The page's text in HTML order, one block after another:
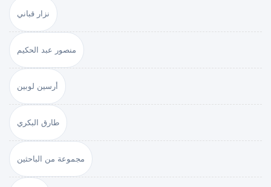
نزار قباني
منصور عبد الحكيم
أرسين لوبين
طارق البكري
مجموعة من الباحثين